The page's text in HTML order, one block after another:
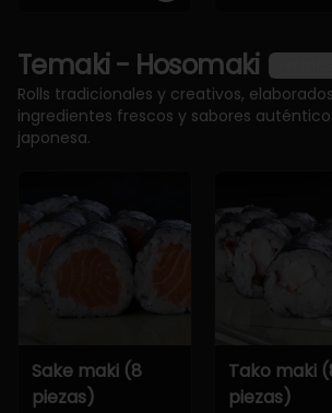
Temaki - Hosomaki
Rolls tradicionales y creativos,
ingredientes frescos y sabores
japonesa.
Sake maki (8
piezas)
Tako maki
piezas)